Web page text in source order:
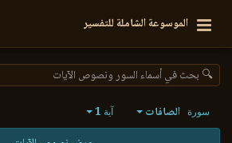
الموسوعة الشاملة للتفسير
🔍 بحث في أسماء السور ونصوص الآيات
سورة الصافات آية 1